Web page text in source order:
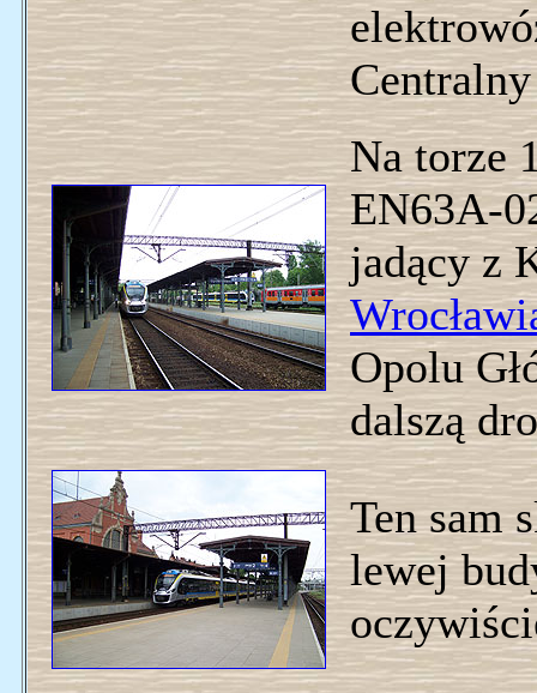
Na torze
EN63A-
jadący z
Opolu
dalszą
Ten sam
lewej